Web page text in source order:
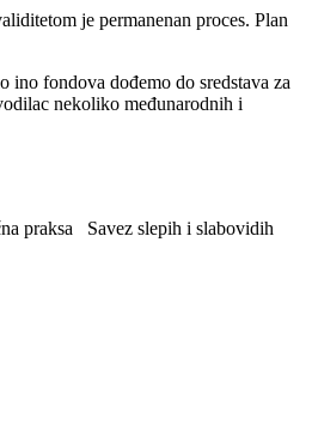
je permanenan proces. Plan
ino fondova dođemo do sredstava za
nekoliko međunarodnih i
praksa
Savez slepih i slabovidih